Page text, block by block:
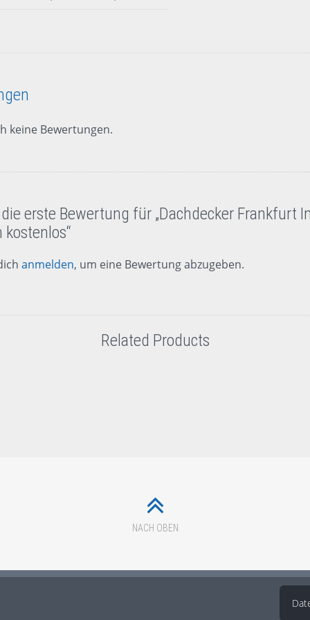
keine Bewertungen.
erste Bewertung für „Dachdecker Frankfurt
kostenlos“
anmelden, um eine Bewertung abzugeben.
Related Products
NACH OBEN